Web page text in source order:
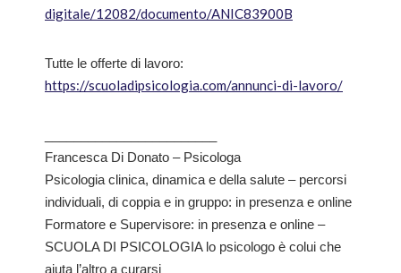
digitale/12082/documento/ANIC83900B
Tutte le offerte di lavoro:
https://scuoladipsicologia.com/annunci-di-lavoro/
Francesca Di Donato – Psicologa
Psicologia clinica, dinamica e della salute – percorsi
individuali, di coppia e in gruppo: in presenza e online
Formatore e Supervisore: in presenza e online –
SCUOLA DI PSICOLOGIA lo psicologo è colui che
aiuta l’altro a curarsi